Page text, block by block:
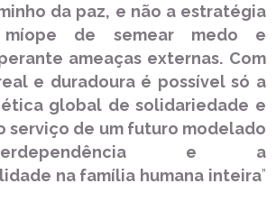
da paz, e não a estratégia
míope de semear medo e
ameaças externas. Com
e duradoura é possível só a
global de solidariedade e
serviço de um futuro modelado
e a
na família humana inteira”